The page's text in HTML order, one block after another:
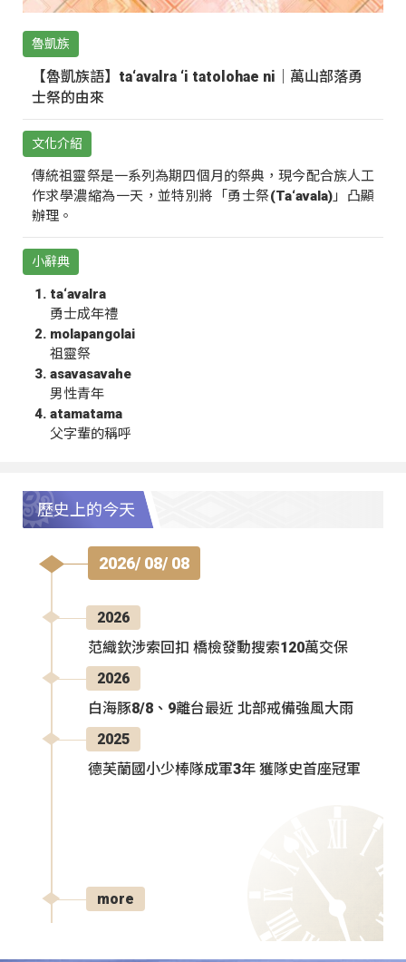
魯凱族
【魯凱族語】ta‘avalra ‘i tatolohae ni｜萬山部落勇
士祭的由來
文化介紹
傳統祖靈祭是一系列為期四個月的祭典，現今配合族人工
作求學濃縮為一天，並特別將「勇士祭(Ta‘avala)」凸顯
辦理。
小辭典
ta‘avalra
勇士成年禮
molapangolai
祖靈祭
asavasavahe
男性青年
atamatama
父字輩的稱呼
歷史上的今天
2026/ 08/ 08
2026
范織欽涉索回扣 橋檢發動搜索120萬交保
2026
白海豚8/8、9離台最近 北部戒備強風大雨
2025
德芙蘭國小少棒隊成軍3年 獲隊史首座冠軍
more